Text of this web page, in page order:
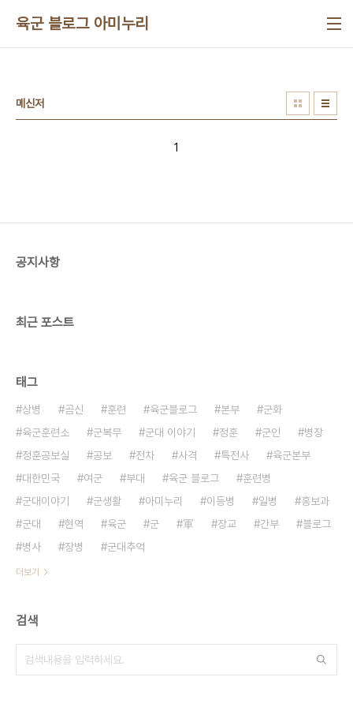
육군 블로그 아미누리
메신저
1
공지사항
최근 포스트
태그
상병 곰신 훈련 육군블로그 본부
군화
육군훈련소
군복무 군대 이야기 정훈 군인
병장
정훈공보실
공보 전차 사격 특전사
육군본부
대한민국
여군 부대 육군 블로그
훈련병
군대이야기
군생활 아미누리 이등병 일병
홍보과
군대
현역 육군 군 軍 장교 간부
블로그
병사
장병 군대추억
더보기
검색